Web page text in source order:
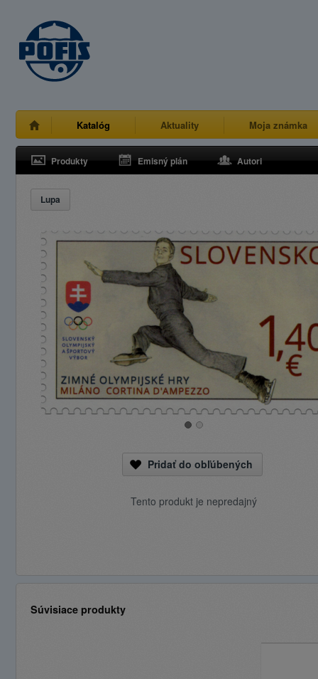
Katalóg Aktuality Moja známka
Produkty Emisný plán Autori
Lupa
Pridať do obľúbených
Tento produkt je nepredajný
Súvisiace produkty